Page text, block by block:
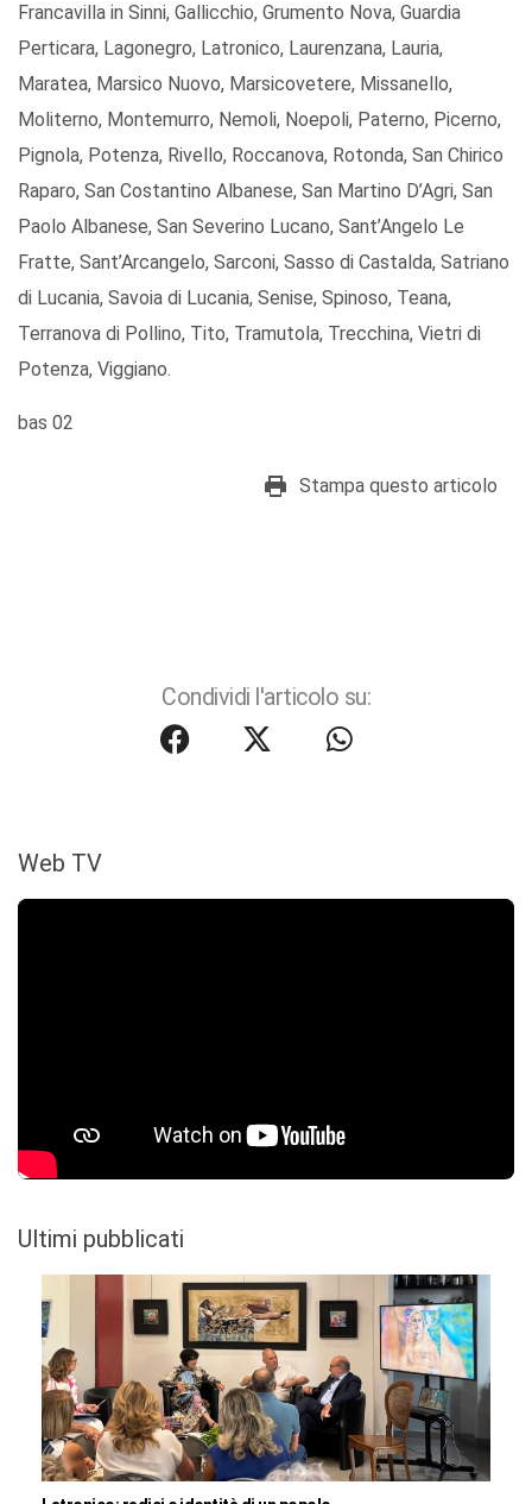
Francavilla in Sinni, Gallicchio, Grumento Nova, Guardia
Perticara, Lagonegro, Latronico, Laurenzana, Lauria,
Maratea, Marsico Nuovo, Marsicovetere, Missanello,
Moliterno, Montemurro, Nemoli, Noepoli, Paterno, Picerno,
Pignola, Potenza, Rivello, Roccanova, Rotonda, San Chirico
Raparo, San Costantino Albanese, San Martino D’Agri, San
Paolo Albanese, San Severino Lucano, Sant’Angelo Le
Fratte, Sant’Arcangelo, Sarconi, Sasso di Castalda, Satriano
di Lucania, Savoia di Lucania, Senise, Spinoso, Teana,
Terranova di Pollino, Tito, Tramutola, Trecchina, Vietri di
Potenza, Viggiano.
bas 02
Stampa questo articolo
Condividi l'articolo su:
Web TV
Ultimi pubblicati